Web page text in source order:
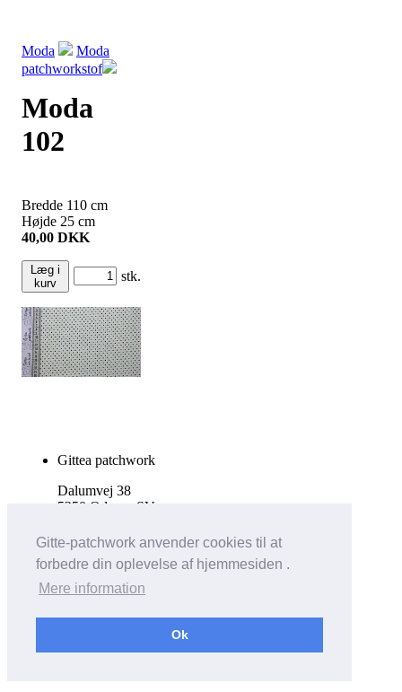
Gitte-patchwork anvender cookies til at
forbedre din oplevelse af hjemmesiden .
Mere information
Ok
Moda
Moda
patchworkstof
Moda
102
Bredde 110 cm
Højde 25 cm
40,00 DKK
Læg i
kurv
stk.
Gittea patchwork
Dalumvej 38
5250 Odense SV
Tlf. 27511644
info@gittea.dk